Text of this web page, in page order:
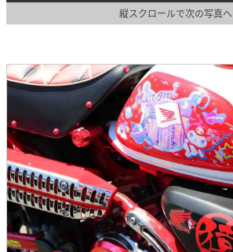
縦スクロールで次の写真へ